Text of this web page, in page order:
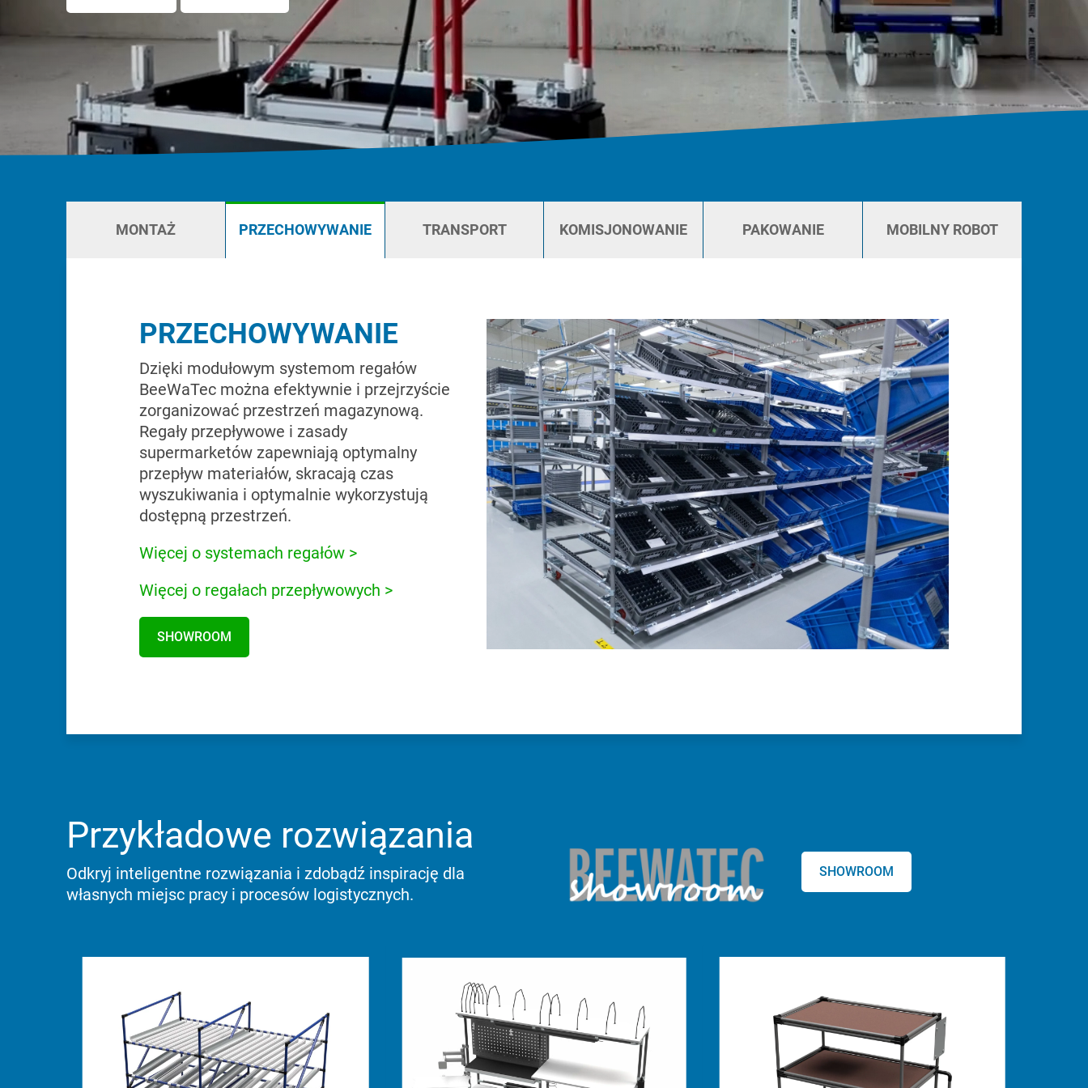
Whiteboard
DO PRZEGLĄDU
DO PRZEGLĄDU
MONTAŻ PRZECHOWYWANIE TRANSPORT KOMISJONOWANIE PAKOWANIE MOBILNY ROBOT
PRZECHOWYWANIE
Dzięki modułowym systemom regałów
BeeWaTec można efektywnie i przejrzyście
zorganizować przestrzeń magazynową.
Regały przepływowe i zasady
supermarketów zapewniają optymalny
przepływ materiałów, skracają czas
wyszukiwania i optymalnie wykorzystują
dostępną przestrzeń.
Więcej o systemach regałów >
Więcej o regałach przepływowych >
SHOWROOM
Przykładowe rozwiązania
Odkryj inteligentne rozwiązania i zdobądź inspirację dla
własnych miejsc pracy i procesów logistycznych.
SHOWROOM